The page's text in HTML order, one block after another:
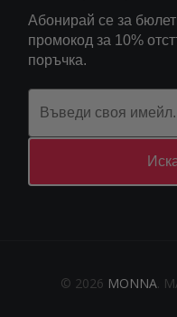
Абонирай се за
промокод за 10%
поръчка.
© 2026 MONNA.